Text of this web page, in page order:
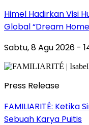
Himel Hadirkan Visi
Global “Dream
Sabtu, 8 Agu 2026 -
Press Release
FAMILIARITÉ:
Sebuah Karya Puitis